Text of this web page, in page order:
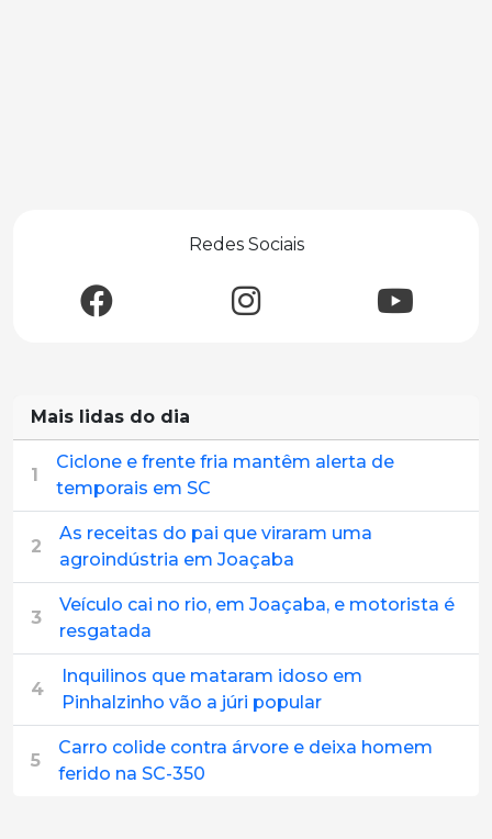
Redes Sociais
Mais lidas do dia
1
Ciclone e frente fria mantêm alerta de
temporais em SC
2
As receitas do pai que viraram uma
agroindústria em Joaçaba
3
Veículo cai no rio, em Joaçaba, e motorista é
resgatada
4
Inquilinos que mataram idoso em
Pinhalzinho vão a júri popular
5
Carro colide contra árvore e deixa homem
ferido na SC-350